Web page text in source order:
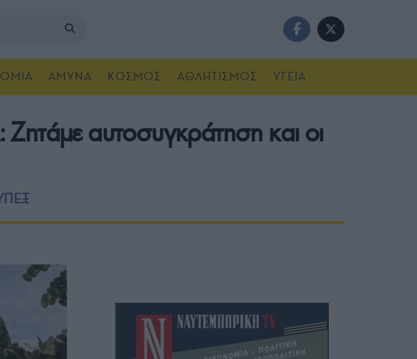
ΑΜΥΝΑ ΚΟΣΜΟΣ ΑΘΛΗΤΙΣΜΟΣ ΥΓΕΙΑ
Ζητάμε αυτοσυγκράτηση και οι